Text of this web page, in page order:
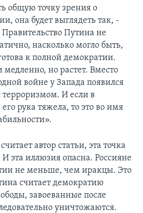
ПУТЕШЕСТВИЕ
общую точку зрения о
она будет выглядеть так, -
Путина не
насколько могло быть,
к полной демократии.
но растет. Вместо
войне у Запада появился
И если в
рука тяжела, то это во имя
автор статьи, эта точка
эта иллюзия опасна. Россияне
не меньше, чем иракцы. Это
считает демократию
завоеванные после
уничтожаются.